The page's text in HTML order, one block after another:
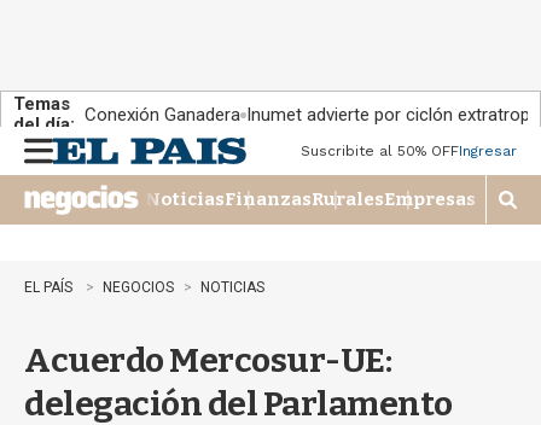
Temas
del día: Conexión Ganadera Inumet advierte por ciclón
n
u
Suscribite al 50% OFFIngresar
NoticiasFinanzasRuralesEmpresas
M
o
EL PAÍS NEGOCIOS NOTICIAS
Acuerdo Mercosur-UE:
delegación del Parlamento